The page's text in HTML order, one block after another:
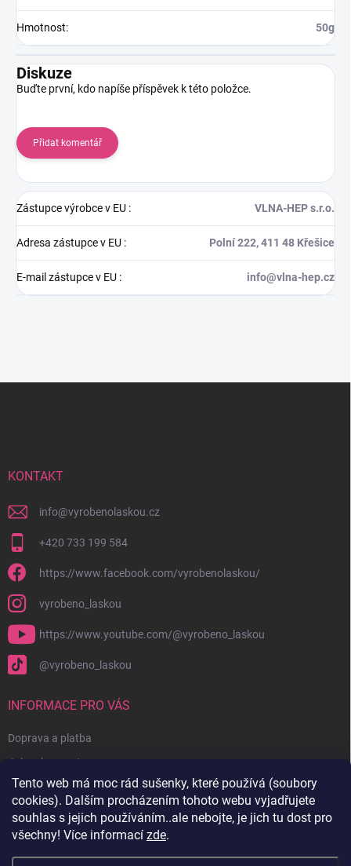
Tento web má moc rád sušenky, které používá (soubory
cookies). Dalším procházením tohoto webu vyjadřujete
souhlas s jejich používáním..ale nebojte, je jich tu dost pro
všechny! Více informací zde.
Hmotnost: 50g
Diskuze
Buďte první, kdo napíše příspěvek k této položce.
Přidat komentář
Zástupce výrobce v EU : VLNA-HEP s.r.o.
Adresa zástupce v EU : Polní 222, 411 48 Křešice
E-mail zástupce v EU : info@vlna-hep.cz
KONTAKT
info@vyrobenolaskou.cz
+420 733 199 584
https://www.facebook.com/vyrobenolaskou/
vyrobeno_laskou
https://www.youtube.com/@vyrobeno_laskou
@vyrobeno_laskou
INFORMACE PRO VÁS
Doprava a platba
Jak nakupovat
Obchodní podmínky + reklamační řád
Ochrana osobních údajů
Kontakty